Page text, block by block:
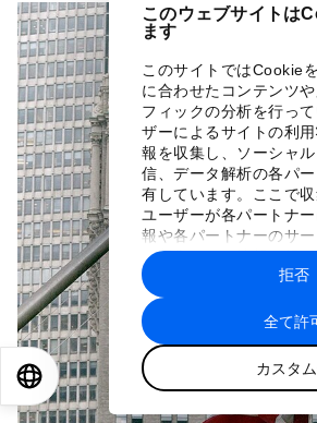
このウェブサイトは
ます
このサイトではCookie
に合わせたコンテンツ
フィックの分析を行っ
ザーによるサイトの利
報を収集し、ソーシャ
信、データ解析の各パ
有しています。ここで収
ユーザーが各パートナ
報や各パートナーのサ
に収集された情報と組
トナーによって使用され
す。
全て許
カスタ
拒否
EN